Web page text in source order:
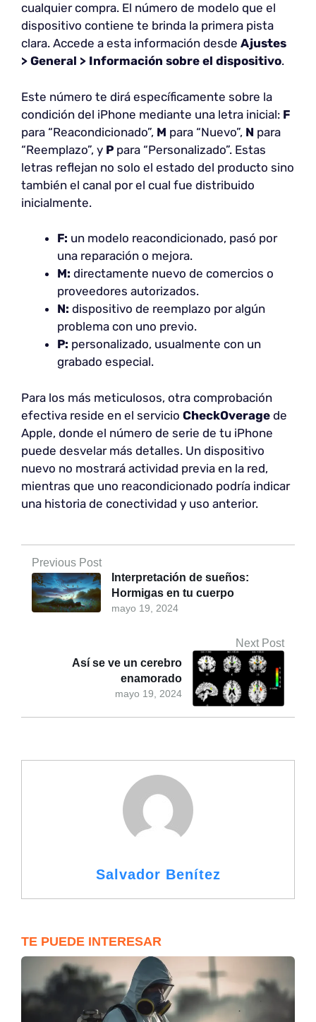
cualquier compra. El número de modelo que el
dispositivo contiene te brinda la primera pista
clara. Accede a esta información desde Ajustes
> General > Información sobre el dispositivo.
Este número te dirá específicamente sobre la
condición del iPhone mediante una letra inicial: F
para “Reacondicionado”, M para “Nuevo”, N para
“Reemplazo”, y P para “Personalizado”. Estas
letras reflejan no solo el estado del producto sino
también el canal por el cual fue distribuido
inicialmente.
F: un modelo reacondicionado, pasó por
una reparación o mejora.
M: directamente nuevo de comercios o
proveedores autorizados.
N: dispositivo de reemplazo por algún
problema con uno previo.
P: personalizado, usualmente con un
grabado especial.
Para los más meticulosos, otra comprobación
efectiva reside en el servicio CheckOverage de
Apple, donde el número de serie de tu iPhone
puede desvelar más detalles. Un dispositivo
nuevo no mostrará actividad previa en la red,
mientras que uno reacondicionado podría indicar
una historia de conectividad y uso anterior.
Previous Post
mayo 19, 2024
Interpretación de sueños:
Hormigas en tu cuerpo
Next Post
mayo 19, 2024
Así se ve un cerebro
enamorado
Salvador Benítez
TE PUEDE INTERESAR